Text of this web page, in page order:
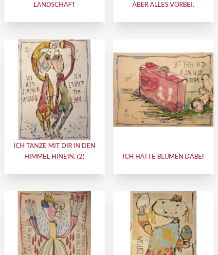
LANDSCHAFT
ABER ALLES VORBEI.
ICH TANZE MIT DIR IN DEN
HIMMEL HINEIN. (2)
ICH HATTE BLUMEN DABEI